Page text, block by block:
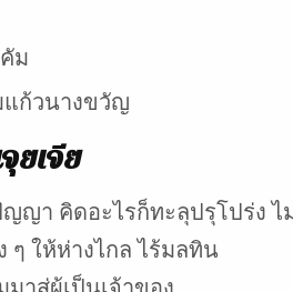
ม
แก้วนางขวัญ
ยเจีย
ญญา คิดอะไรก็ทะลุปรุโปร่ง
ๆ ให้ห่างไกล ไร้มลทิน